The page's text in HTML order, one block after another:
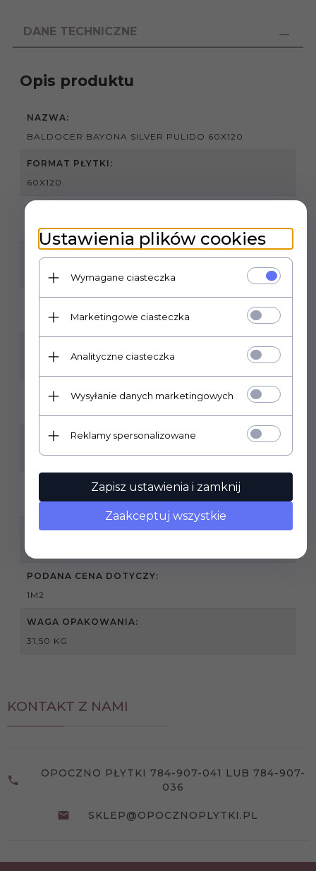
DANE TECHNICZNE
Opis produktu
NAZWA:
BALDOCER BAYONA SILVER PULIDO 60X120
FORMAT PŁYTKI:
60X120
MROZOODPORNOŚĆ:
ILOŚĆ M2 W OPAKOWANIU:
RODZAJ POWIERZCHNI:
BŁYSZCZĄCA
ZASTOSOWANIE:
WEWNĄTRZ / ZEWNĄTRZ
SPRZEDAŻ PRODUKTU:
PODANA CENA DOTYCZY:
1M2
WAGA OPAKOWANIA:
31,50 KG
KONTAKT Z NAMI
OPOCZNO PŁYTKI 784-907-041 LUB 784-907-
036
SKLEP@OPOCZNOPLYTKI.PL
Ustawienia plików cookies
Wymagane ciasteczka
Marketingowe ciasteczka
Analityczne ciasteczka
Wysyłanie danych marketingowych
Reklamy spersonalizowane
Zapisz ustawienia i zamknij
Zaakceptuj wszystkie